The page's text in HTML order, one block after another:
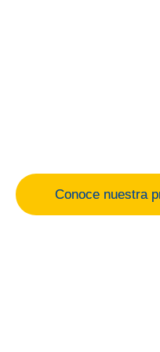
Conoce nuestra